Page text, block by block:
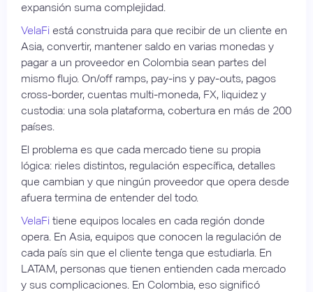
expansión suma complejidad.
VelaFi está construida para que recibir de un cliente en
Asia, convertir, mantener saldo en varias monedas y
pagar a un proveedor en Colombia sean partes del
mismo flujo. On/off ramps, pay-ins y pay-outs, pagos
cross-border, cuentas multi-moneda, FX, liquidez y
custodia: una sola plataforma, cobertura en más de 200
países.
El problema es que cada mercado tiene su propia
lógica: rieles distintos, regulación específica, detalles
que cambian y que ningún proveedor que opera desde
afuera termina de entender del todo.
VelaFi tiene equipos locales en cada región donde
opera. En Asia, equipos que conocen la regulación de
cada país sin que el cliente tenga que estudiarla. En
LATAM, personas que tienen entienden cada mercado
y sus complicaciones. En Colombia, eso significó